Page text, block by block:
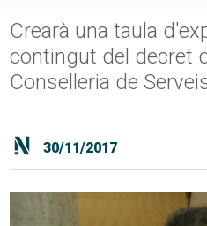
Crearà una taula
contingut del decret
Conselleria de
30/11/2017